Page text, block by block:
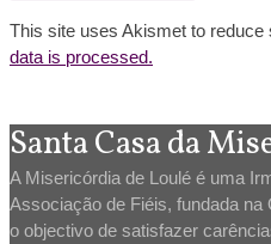
This site uses Akismet to reduce
data is processed.
Santa Casa da
A Misericórdia de Loulé é uma
Associação de Fiéis, fundada
o objectivo de satisfazer